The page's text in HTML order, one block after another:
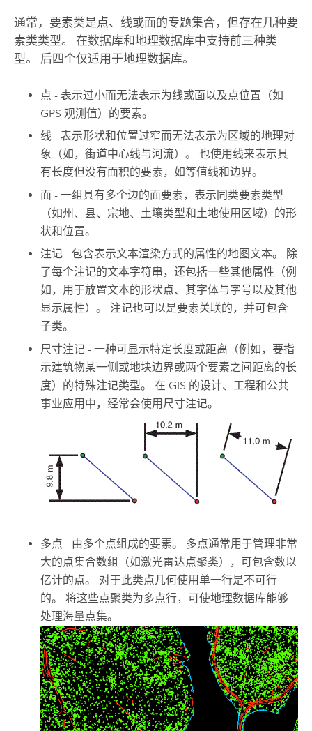
通常，要素类是点、线或面的专题集合，但存在几种要
素类类型。 在数据库和地理数据库中支持前三种类
型。 后四个仅适用于地理数据库。
点 - 表示过小而无法表示为线或面以及点位置（如
GPS 观测值）的要素。
线 - 表示形状和位置过窄而无法表示为区域的地理对
象（如，街道中心线与河流）。 也使用线来表示具
有长度但没有面积的要素，如等值线和边界。
面 - 一组具有多个边的面要素，表示同类要素类型
（如州、县、宗地、土壤类型和土地使用区域）的形
状和位置。
注记 - 包含表示文本渲染方式的属性的地图文本。 除
了每个注记的文本字符串，还包括一些其他属性（例
如，用于放置文本的形状点、其字体与字号以及其他
显示属性）。 注记也可以是要素关联的，并可包含
子类。
尺寸注记 - 一种可显示特定长度或距离（例如，要指
示建筑物某一侧或地块边界或两个要素之间距离的长
度）的特殊注记类型。 在 GIS 的设计、工程和公共
事业应用中，经常会使用尺寸注记。
多点 - 由多个点组成的要素。 多点通常用于管理非常
大的点集合数组（如激光雷达点聚类），可包含数以
亿计的点。 对于此类点几何使用单一行是不可行
的。 将这些点聚类为多点行，可使地理数据库能够
处理海量点集。